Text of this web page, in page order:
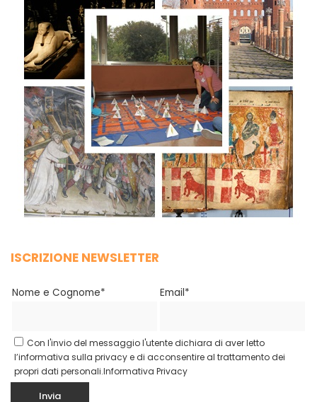
ISCRIZIONE NEWSLETTER
Nome e Cognome* Email*
Con l'invio del messaggio l'utente dichiara di aver letto
l’informativa sulla privacy e di acconsentire al trattamento dei
propri dati personali.Informativa Privacy